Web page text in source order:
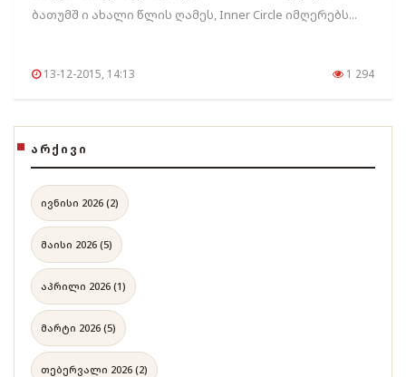
ბათუმშ ი ახალი წლის ღამეს, Inner Circle იმღერებს...
13-12-2015, 14:13 1 294
ᲐᲠᲥᲘᲕᲘ
ივნისი 2026 (2)
მაისი 2026 (5)
აპრილი 2026 (1)
მარტი 2026 (5)
თებერვალი 2026 (2)